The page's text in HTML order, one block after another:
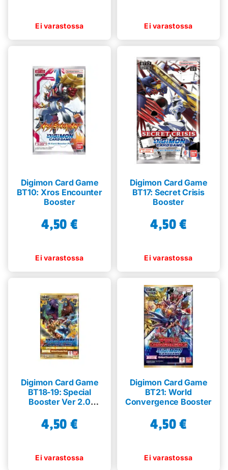
Digimon Card Game
BT10: Xros Encounter
Booster
4,50 €
Digimon Card Game
BT17: Secret Crisis
Booster
4,50€
Digimon Card Game
BT18-19: Special
Booster Ver 2.0
4,50 €
Digimon Card Game
BT21: World
Convergence Booster
4,50€